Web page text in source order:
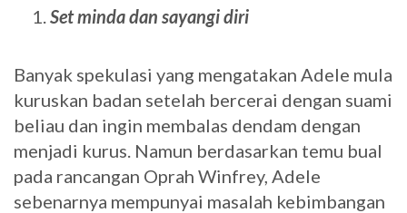
Set minda dan sayangi diri
Banyak spekulasi yang mengatakan Adele mula
kuruskan badan setelah bercerai dengan suami
beliau dan ingin membalas dendam dengan
menjadi kurus. Namun berdasarkan temu bual
pada rancangan Oprah Winfrey, Adele
sebenarnya mempunyai masalah kebimbangan